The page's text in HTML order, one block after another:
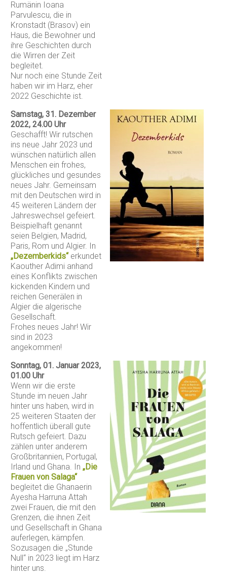
Rumänin Ioana
Parvulescu, die in
Kronstadt (Brasov) ein
Haus, die Bewohner und
ihre Geschichten durch
die Wirren der Zeit
begleitet.
Nur noch eine Stunde Zeit
haben wir im Harz, eher
2022 Geschichte ist.
Samstag, 31. Dezember
2022, 24.00 Uhr
Geschafft! Wir rutschen
ins neue Jahr 2023 und
wünschen natürlich allen
Menschen ein frohes,
glückliches und gesundes
neues Jahr. Gemeinsam
mit den Deutschen wird in
45 weiteren Ländern der
Jahreswechsel gefeiert.
Beispielhaft genannt
seien Belgien, Madrid,
Paris, Rom und Algier. In
„Dezemberkids“ erkundet
Kaouther Adimi anhand
eines Konflikts zwischen
kickenden Kindern und
reichen Generälen in
Algier die algerische
Gesellschaft.
Frohes neues Jahr! Wir
sind in 2023
angekommen!
Sonntag, 01. Januar 2023,
01.00 Uhr
Wenn wir die erste
Stunde im neuen Jahr
hinter uns haben, wird in
25 weiteren Staaten der
hoffentlich überall gute
Rutsch gefeiert. Dazu
zählen unter anderem
Großbritannien, Portugal,
Irland und Ghana. In„Die
Frauen von Salaga“
begleitet die Ghanaerin
Ayesha Harruna Attah
zwei Frauen, die mit den
Grenzen, die ihnen Zeit
und Gesellschaft in Ghana
auferlegen, kämpfen.
Sozusagen die „Stunde
Null“ in 2023 liegt im Harz
hinter uns.